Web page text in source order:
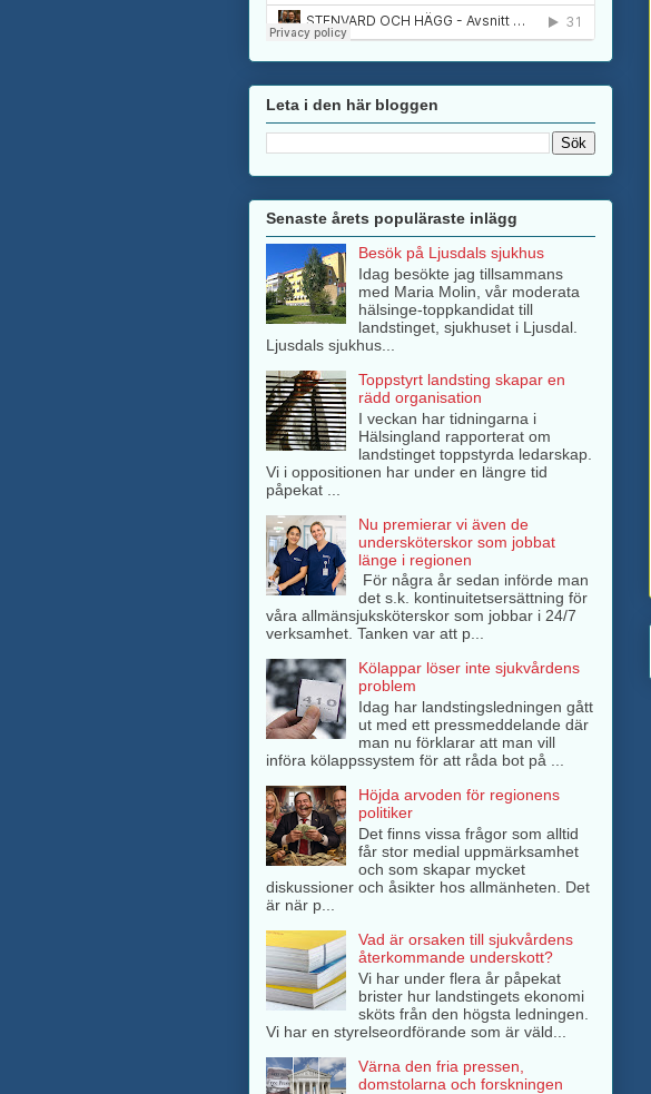
Leta i den här bloggen
Senaste årets populäraste inlägg
Besök på Ljusdals sjukhus
Idag besökte jag tillsammans
med Maria Molin, vår moderata
hälsinge-toppkandidat till
landstinget, sjukhuset i Ljusdal.
Ljusdals sjukhus...
Toppstyrt landsting skapar en
rädd organisation
I veckan har tidningarna i
Hälsingland rapporterat om
landstinget toppstyrda ledarskap.
Vi i oppositionen har under en längre tid
påpekat ...
Nu premierar vi även de
undersköterskor som jobbat
länge i regionen
För några år sedan införde man
det s.k. kontinuitetsersättning för
våra allmänsjuksköterskor som jobbar i 24/7
verksamhet. Tanken var att p...
Kölappar löser inte sjukvårdens
problem
Idag har landstingsledningen gått
ut med ett pressmeddelande där
man nu förklarar att man vill
införa kölappssystem för att råda bot på ...
Höjda arvoden för regionens
politiker
Det finns vissa frågor som alltid
får stor medial uppmärksamhet
och som skapar mycket
diskussioner och åsikter hos allmänheten. Det
är när p...
Vad är orsaken till sjukvårdens
återkommande underskott?
Vi har under flera år påpekat
brister hur landstingets ekonomi
sköts från den högsta ledningen.
Vi har en styrelseordförande som är väld...
Värna den fria pressen,
domstolarna och forskningen